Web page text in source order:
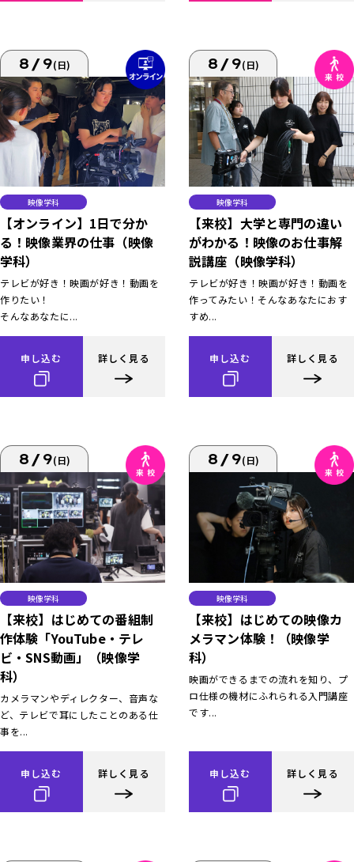
8/9(日)
映像学科
【オンライン】1日で分か
る！映像業界の仕事（映像
学科）
テレビが好き！映画が好き！動画を
作りたい！
そんなあなたに...
申し込む 詳しく見る
8/9(日)
映像学科
【来校】大学と専門の違い
がわかる！映像のお仕事解
説講座（映像学科）
テレビが好き！映画が好き！動画を
作ってみたい！そんなあなたにおす
すめ...
申し込む 詳しく見る
8/9(日)
映像学科
【来校】はじめての番組制
作体験「YouTube・テレ
ビ・SNS動画」（映像学
科）
カメラマンやディレクター、音声な
ど、テレビで耳にしたことのある仕
事を...
申し込む 詳しく見る
8/9(日)
映像学科
【来校】はじめての映像カ
メラマン体験！（映像学
科）
映画ができるまでの流れを知り、プ
ロ仕様の機材にふれられる入門講座
です...
申し込む 詳しく見る